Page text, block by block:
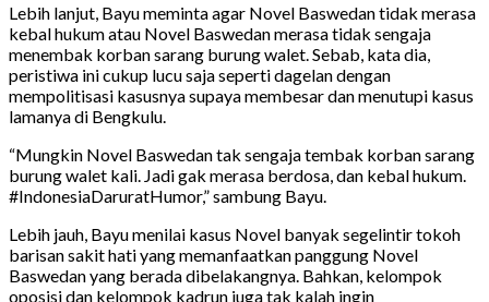
Lebih lanjut, Bayu meminta agar Novel Baswedan tidak merasa
kebal hukum atau Novel Baswedan merasa tidak sengaja
menembak korban sarang burung walet. Sebab, kata dia,
peristiwa ini cukup lucu saja seperti dagelan dengan
mempolitisasi kasusnya supaya membesar dan menutupi kasus
lamanya di Bengkulu.
“Mungkin Novel Baswedan tak sengaja tembak korban sarang
burung walet kali. Jadi gak merasa berdosa, dan kebal hukum.
#IndonesiaDaruratHumor,” sambung Bayu.
Lebih jauh, Bayu menilai kasus Novel banyak segelintir tokoh
barisan sakit hati yang memanfaatkan panggung Novel
Baswedan yang berada dibelakangnya. Bahkan, kelompok
oposisi dan kelompok kadrun juga tak kalah ingin